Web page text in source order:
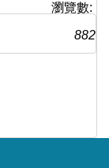
瀏覽數:
882